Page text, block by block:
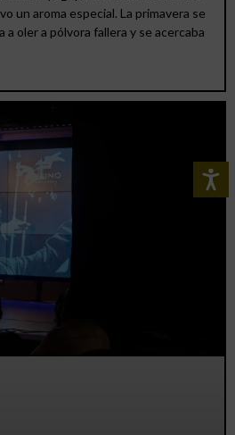
un aroma especial. La primavera se
a oler a pólvora fallera y se acercaba